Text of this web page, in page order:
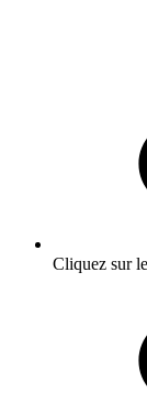
Cliquez sur